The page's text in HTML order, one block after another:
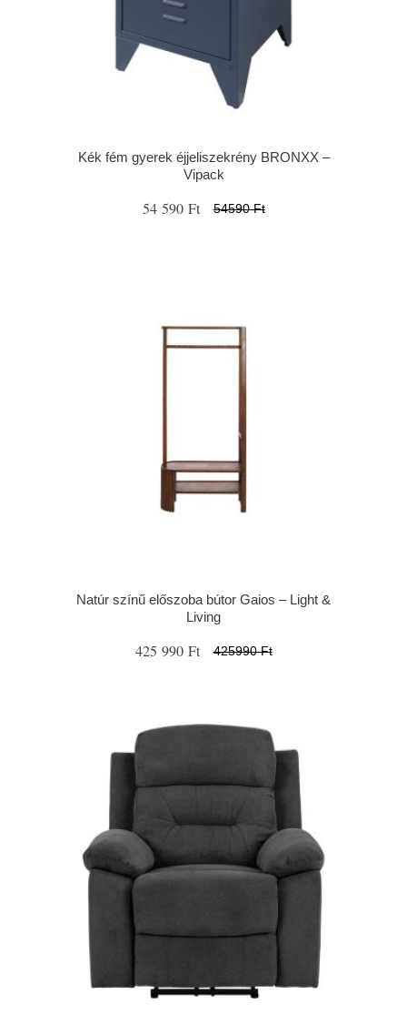
Kék fém gyerek éjjeliszekrény BRONXX –
Vipack
54 590 Ft 54590 Ft
Natúr színű előszoba bútor Gaios – Light &
Living
425 990 Ft 425990 Ft